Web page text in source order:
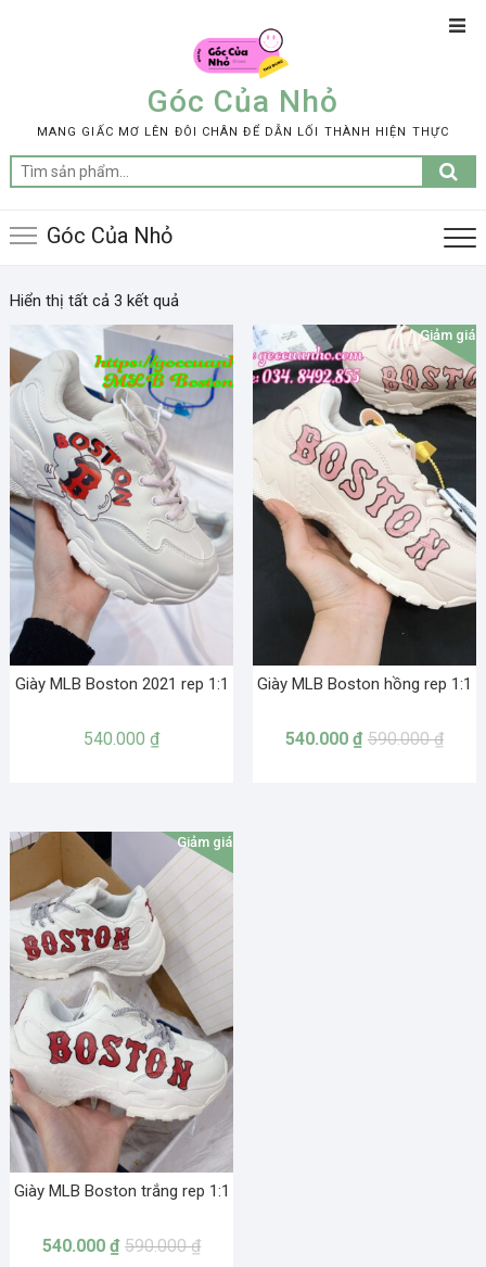
Góc Của Nhỏ
MANG GIẤC MƠ LÊN ĐÔI CHÂN ĐỂ DẪN LỐI THÀNH HIỆN THỰC
Tìm
kiếm:
Góc Của Nhỏ
Hiển thị tất cả 3 kết quả
Giày MLB Boston 2021 rep 1:1
540.000₫
Giảm giá!
Giày MLB Boston hồng rep 1:1
590.000₫
540.000 ₫
Giảm giá!
Giày MLB Boston trắng rep 1:1
590.000₫
540.000₫